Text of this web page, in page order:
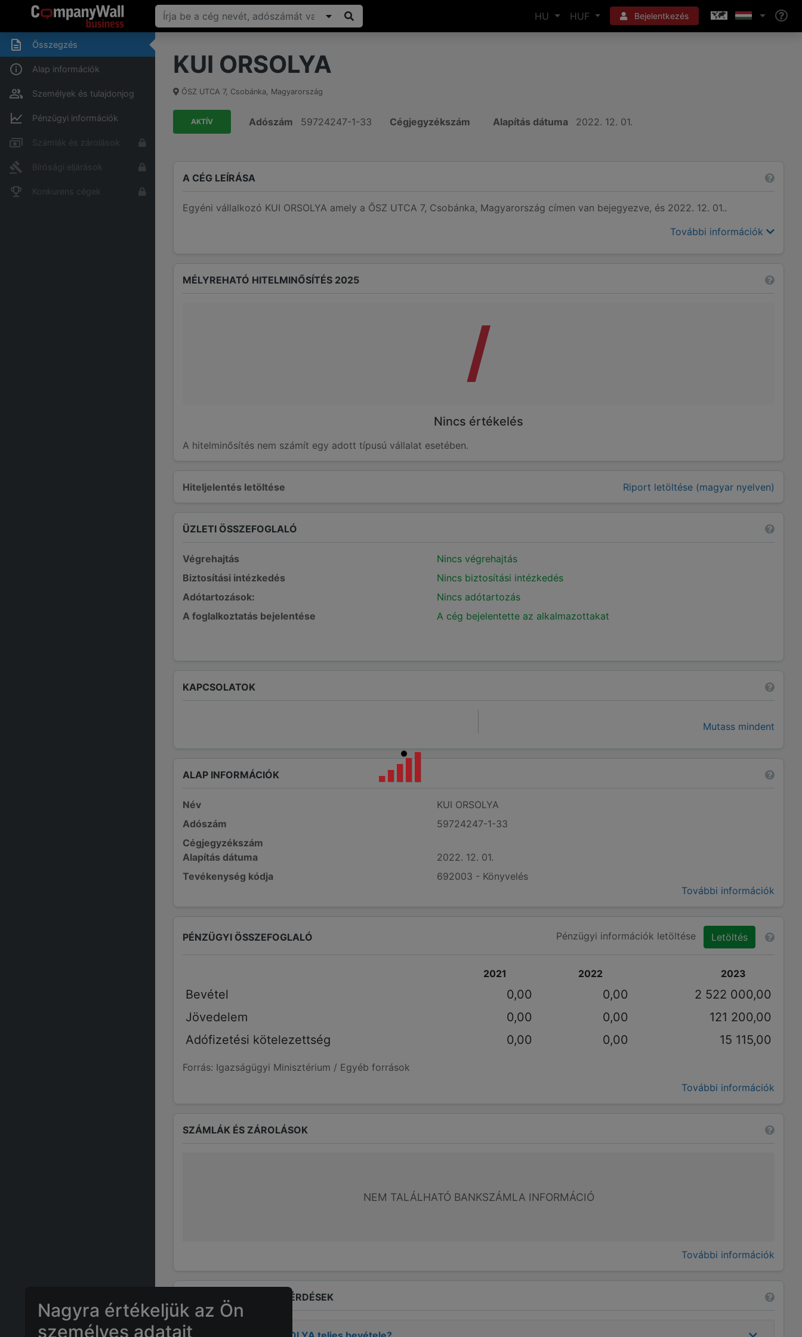
HU HUF Bejelentkezés
Összegzés
Alap információk
Személyek és tulajdonjog
Pénzügyi információk
Számlák és zárolások
Bírósági eljárások
Konkurens cégek
KUI ORSOLYA
ŐSZ UTCA 7, Csobánka, Magyarország
AKTÍV Adószám 59724247-1-33 Cégjegyzékszám Alapítás dátuma 2022. 12. 01.
A CÉG LEÍRÁSA
Egyéni vállalkozó KUI ORSOLYA amely a ŐSZ UTCA 7, Csobánka, Magyarország címen van bejegyezve, és 2022. 12. 01..
További információk
Hiteljelentés letöltése Riport letöltése (magyar nyelven)
MÉLYREHATÓ HITELMINŐSÍTÉS 2025
/
Nincs értékelés
A hitelminősítés nem számít egy adott típusú vállalat esetében.
ÜZLETI ÖSSZEFOGLALÓ
Végrehajtás
Nincs végrehajtás
Biztosítási intézkedés
Nincs biztosítási intézkedés
Adótartozások:
Nincs adótartozás
A foglalkoztatás bejelentése
A cég bejelentette az alkalmazottakat
KAPCSOLATOK
Mutass mindent
ALAP INFORMÁCIÓK
Név
KUI ORSOLYA
Adószám
59724247-1-33
Cégjegyzékszám
Alapítás dátuma
2022. 12. 01.
Tevékenység kódja
692003 - Könyvelés
További információk
PÉNZÜGYI ÖSSZEFOGLALÓ Pénzügyi információk letöltése Letöltés
2021 2022 2023
Bevétel 0,00 0,00
2 522 000,00
Jövedelem
0,00 0,00
121 200,00
Adófizetési kötelezettség
0,00 0,00 15 115,00
Forrás: Igazságügyi Minisztérium / Egyéb források
További információk
SZÁMLÁK ÉS ZÁROLÁSOK
NEM TALÁLHATÓ BANKSZÁMLA INFORMÁCIÓ
További információk
GYAKRAN ISMÉTELT KÉRDÉSEK
Nagyra értékeljük az Ön
személyes adatait